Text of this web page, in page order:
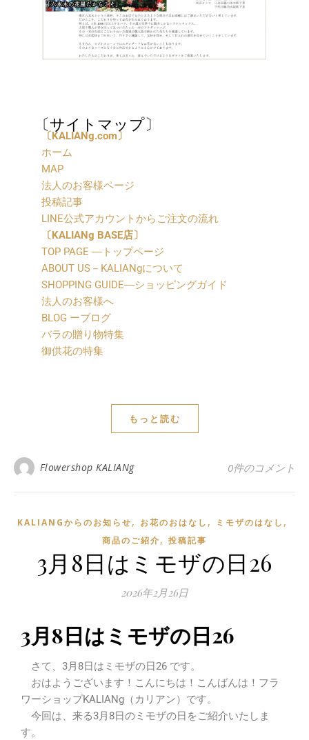
〔サイトマップ〕
〔 KALIANg.com〕
ホーム
MAP
法人のお客様ページ
投稿記事
LINE公式アカウントからご注文の流れ
〔 KALIANg BASE店〕
TOP PAGE ―トップページ
ABOUT US－KALIANgについて
SHOPPING GUIDE―ショッピングガイド
法人のお客様へ
BLOG ーブログ
バラの贈り物特集
御供花の特集
もっと読む
Flowershop KALIANg 0件のコメント
KALIANGからのお知らせ, お花のおはなし , ミモザのはなし ,
商品のご紹介, 投稿記事
3月8日はミモザの日26
2026年2月26日
3月8日はミモザの日26
さて、3月8日はミモザの日26 です。
おはようございます！こんにちは！こんばんは！フラ
ワーショップKALIANg（カリアン）です。
今回は、来る3月8日のミモザの日をご紹介いたしま
す。